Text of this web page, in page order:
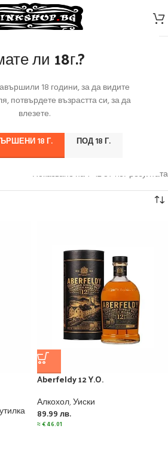
ли 18г.?
18 години, за да видите
потвърдете възрастта си, за да
влезете.
18 Г. ПОД 18 Г.
Показване на 1–12 от 1137 резултата
Aberfeldy 12 Y.O.
Алкохол,Уиски
89.99 лв.
≈€46.01